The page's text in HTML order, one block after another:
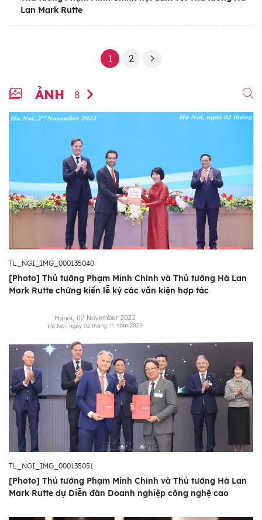
Lan Mark Rutte
1 2
ẢNH 8
TL_NGI_IMG_000135040
[Photo] Thủ tướng Phạm Minh Chính và Thủ tướng Hà Lan
Mark Rutte chứng kiến lễ ký các văn kiện hợp tác
TL_NGI_IMG_000135051
[Photo] Thủ tướng Phạm Minh Chính và Thủ tướng Hà Lan
Mark Rutte dự Diễn đàn Doanh nghiệp công nghệ cao